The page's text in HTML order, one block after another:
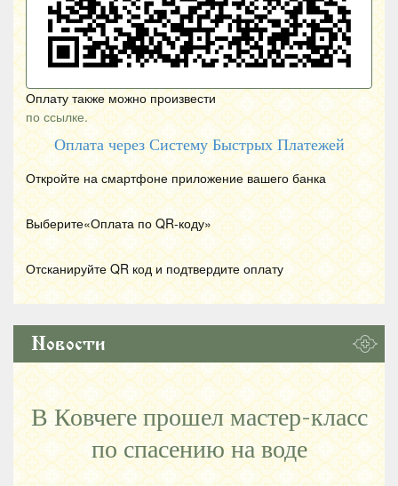
Оплату также можно произвести
по ссылке.
Оплата через Систему Быстрых Платежей
Откройте на смартфоне приложение вашего банка
Выберите«Оплата по QR-коду»
Отсканируйте QR код и подтвердите оплату
Новости
В Ковчеге прошел мастер-класс
по спасению на воде